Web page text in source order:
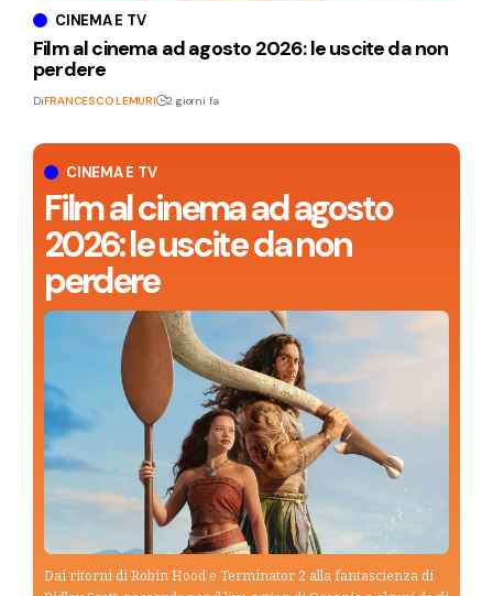
CINEMA E TV
Film al cinema ad agosto
2026: le uscite da non
perdere
Dai ritorni di Robin Hood e Terminator 2 alla fantascienza di
CINEMA E TV
Film al cinema ad agosto 2026: le uscite da non
perdere
DiFRANCESCO LEMURI 2 giorni fa